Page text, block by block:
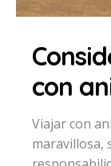
con
Viajar con
maravillosa,